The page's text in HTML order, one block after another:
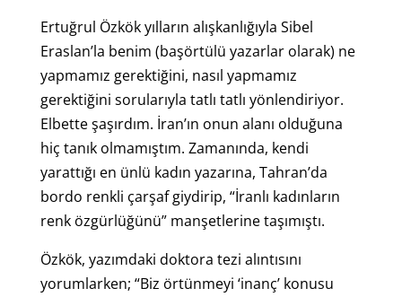
Ertuğrul Özkök yılların alışkanlığıyla Sibel
Eraslan’la benim (başörtülü yazarlar olarak) ne
yapmamız gerektiğini, nasıl yapmamız
gerektiğini sorularıyla tatlı tatlı yönlendiriyor.
Elbette şaşırdım. İran’ın onun alanı olduğuna
hiç tanık olmamıştım. Zamanında, kendi
yarattığı en ünlü kadın yazarına, Tahran’da
bordo renkli çarşaf giydirip, “İranlı kadınların
renk özgürlüğünü” manşetlerine taşımıştı.
Özkök, yazımdaki doktora tezi alıntısını
yorumlarken; “Biz örtünmeyi ‘inanç’ konusu